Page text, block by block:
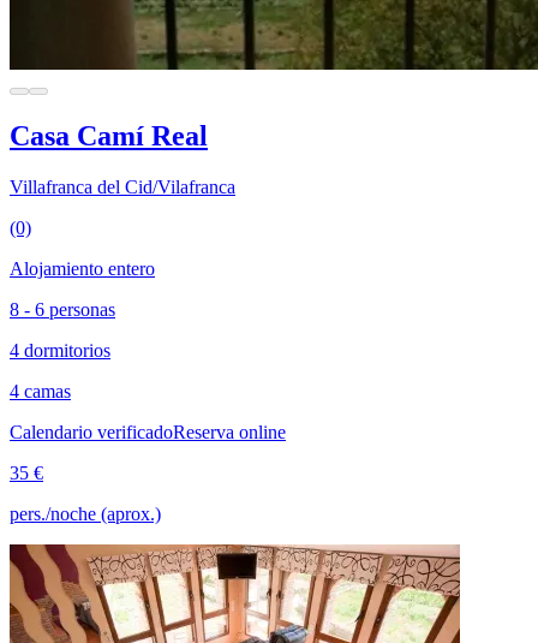
Casa Camí Real
Villafranca del Cid/Vilafranca
(0)
Alojamiento entero
8 - 6 personas
4 dormitorios
4 camas
Calendario verificadoReserva online
35 €
pers./noche (aprox.)